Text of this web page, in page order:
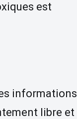
est
informations
libre et